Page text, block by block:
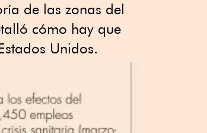
de las zonas del
cómo hay que
Unidos.